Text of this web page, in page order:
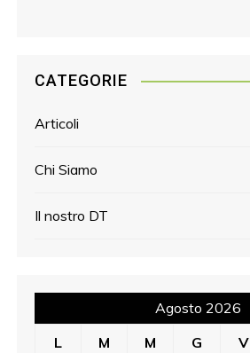
CATEGORIE
Articoli
Chi Siamo
Il nostro DT
Agosto 2026
L
M M G V